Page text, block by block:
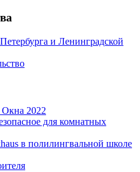
и Ленинградской
2022
для комнатных
в полилингвальной школе